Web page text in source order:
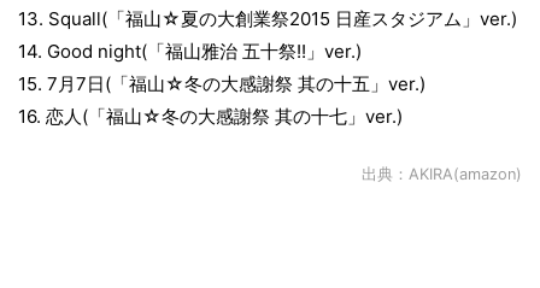
13. Squall(「福山☆夏の大創業祭2015 日産スタジアム」ver.)
14. Good night(「福山雅治 五十祭!!」ver.)
15. 7月7日(「福山☆冬の大感謝祭 其の十五」ver.)
16. 恋人(「福山☆冬の大感謝祭 其の十七」ver.)
出典： AKIRA(amazon)